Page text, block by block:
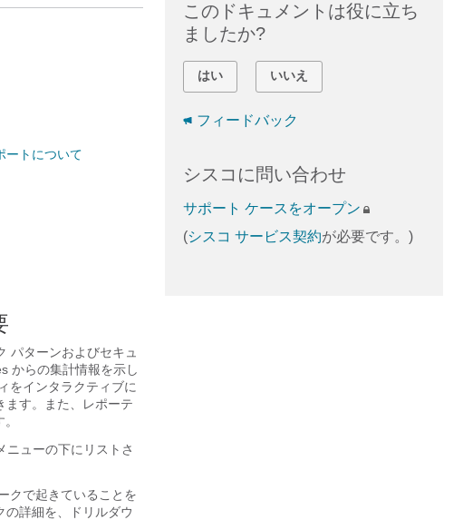
ートについて
パターンおよびセキュ
からの集計情報を示し
をインタラクティブに
ます。また、レポーテ
ニューの下にリストさ
クで起きていることを
詳細を、ドリルダウ
このドキュメントは役に立ち
ましたか?
はい いいえ
フィードバック
シスコに問い合わせ
サポート ケースをオープン
(シスコ サービス契約が必要です。)